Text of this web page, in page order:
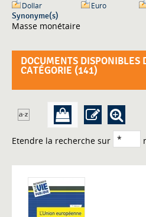
Dollar Euro
Synonyme(s)
Masse monétaire
DOCUMENTS DISPONIBLES
CATÉGORIE (141)
Etendre la recherche sur